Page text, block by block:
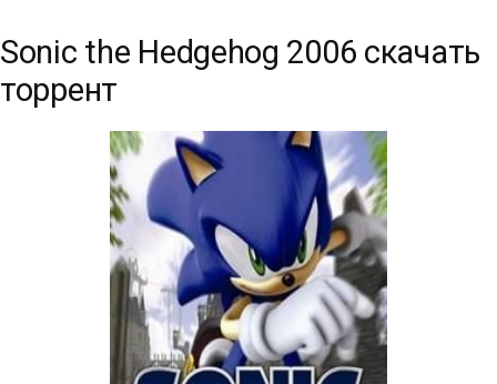
Sonic the Hedgehog 2006 скачать
торрент